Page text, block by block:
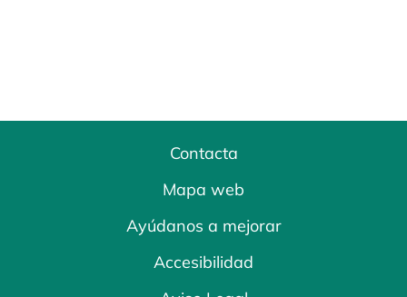
Contacta
Mapa web
Ayúdanos a mejorar
Accesibilidad